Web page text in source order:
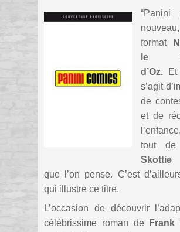
“Panini
format
le
d’Oz.
Et
s’agit
de
et de
tout
que l’on pense. C’est
qui illustre ce titre.
L’occasion de découvrir
célébrissime roman de
Frank